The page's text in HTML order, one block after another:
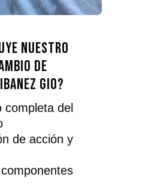
nuestro
de
Gio?
completa del
de acción y